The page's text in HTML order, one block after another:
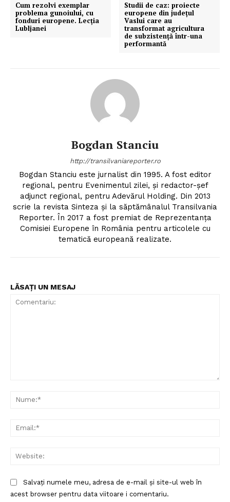
Cum rezolvi exemplar
problema gunoiului, cu
fonduri europene. Lecția
Lubljanei
Studii de caz: proiecte
europene din județul
Vaslui care au
transformat agricultura
de subzistență într-una
performantă
Bogdan Stanciu
http://transilvaniareporter.ro
Bogdan Stanciu este jurnalist din 1995. A fost editor
regional, pentru Evenimentul zilei, și redactor-șef
adjunct regional, pentru Adevărul Holding. Din 2013
scrie la revista Sinteza și la săptămânalul Transilvania
Reporter. În 2017 a fost premiat de Reprezentanța
Comisiei Europene în România pentru articolele cu
tematică europeană realizate.
LĂSAȚI UN MESAJ
Salvați numele meu, adresa de e-mail și site-ul web în
acest browser pentru data viitoare i comentariu.